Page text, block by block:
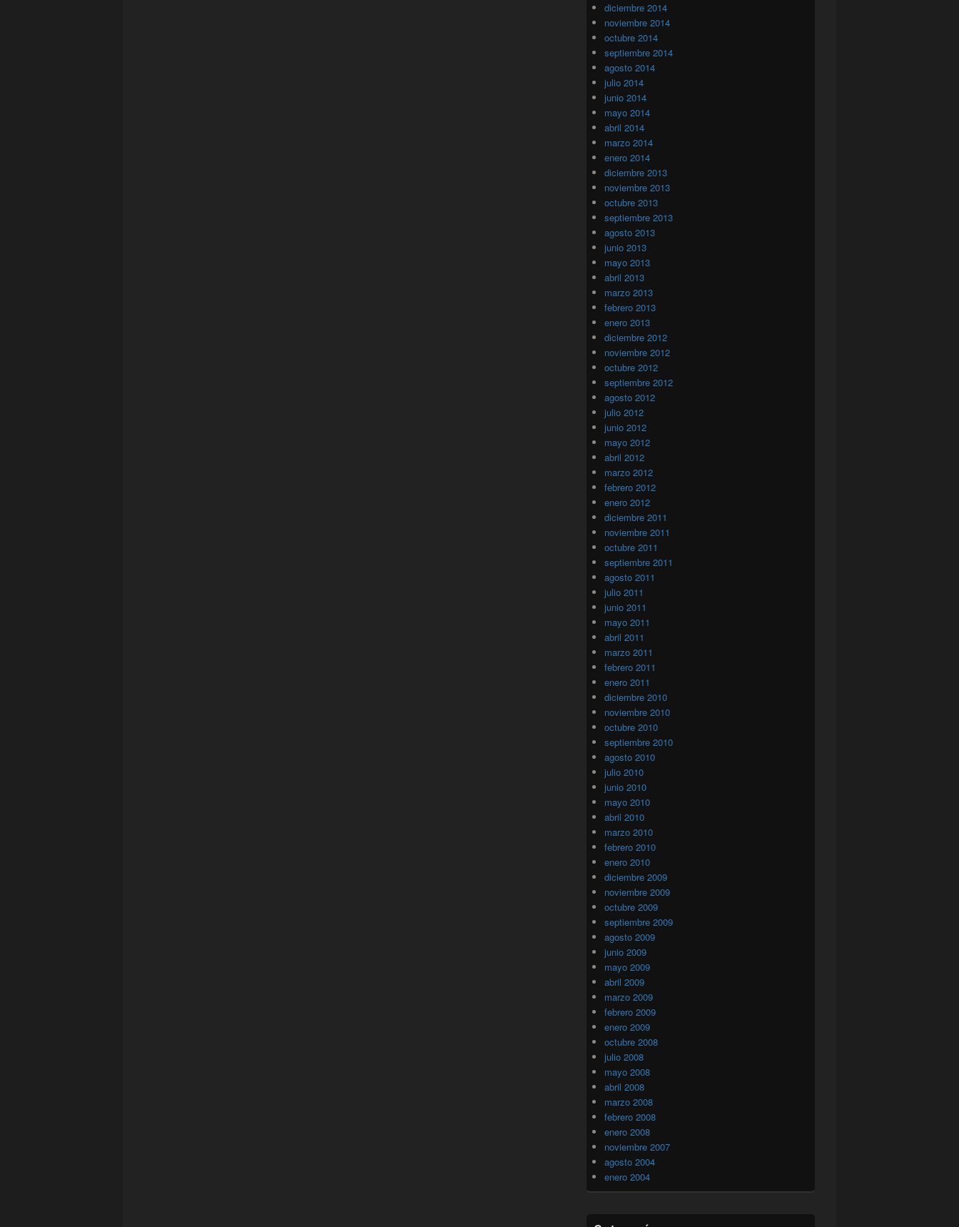
diciembre 2014
noviembre 2014
octubre 2014
septiembre 2014
agosto 2014
julio 2014
junio 2014
mayo 2014
abril 2014
marzo 2014
enero 2014
diciembre 2013
noviembre 2013
octubre 2013
septiembre 2013
agosto 2013
junio 2013
mayo 2013
abril 2013
marzo 2013
febrero 2013
enero 2013
diciembre 2012
noviembre 2012
octubre 2012
septiembre 2012
agosto 2012
julio 2012
junio 2012
mayo 2012
abril 2012
marzo 2012
febrero 2012
enero 2012
diciembre 2011
noviembre 2011
octubre 2011
septiembre 2011
agosto 2011
julio 2011
junio 2011
mayo 2011
abril 2011
marzo 2011
febrero 2011
enero 2011
diciembre 2010
noviembre 2010
octubre 2010
septiembre 2010
agosto 2010
julio 2010
junio 2010
mayo 2010
abril 2010
marzo 2010
febrero 2010
enero 2010
diciembre 2009
noviembre 2009
octubre 2009
septiembre 2009
agosto 2009
junio 2009
mayo 2009
abril 2009
marzo 2009
febrero 2009
enero 2009
octubre 2008
julio 2008
mayo 2008
abril 2008
marzo 2008
febrero 2008
enero 2008
noviembre 2007
agosto 2004
enero 2004